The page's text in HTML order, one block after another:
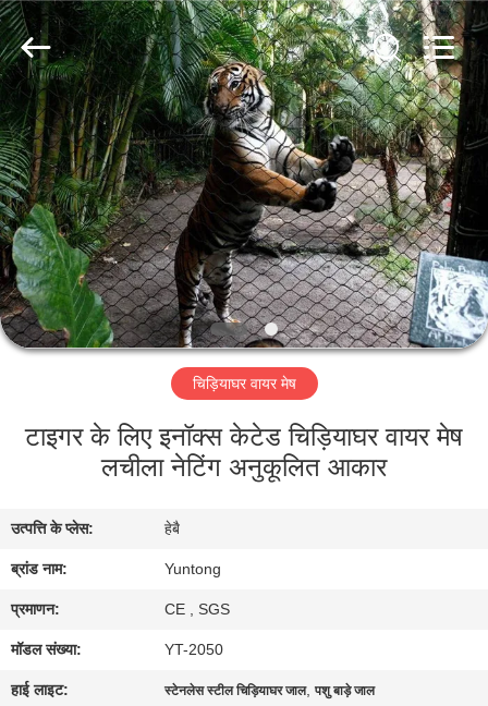
घर
उत्पादों
हमारे
बारे
में
भ्रमण
नियंत्रण
संपर्क
करें
Yuntong
Metal
Wire
Mesh
Co.,Ltd.
All
Rights
Reserved.
चिड़ियाघर वायर मेष
टाइगर के लिए इनॉक्स केटेड चिड़ियाघर वायर मेष
लचीला नेटिंग अनुकूलित आकार
उत्पत्ति के प्लेस: हेबै
ब्रांड नाम: Yuntong
प्रमाणन: CE , SGS
मॉडल संख्या: YT-2050
हाई लाइट: स्टेनलेस स्टील चिड़ियाघर जाल,पशु बाड़े जाल